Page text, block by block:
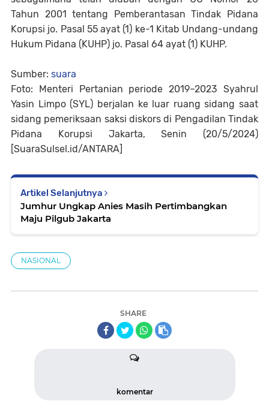
Tahun 2001 tentang Pemberantasan Tindak Pidana
Korupsi jo. Pasal 55 ayat (1) ke-1 Kitab Undang-undang
Hukum Pidana (KUHP) jo. Pasal 64 ayat (1) KUHP.
Sumber: suara
Foto: Menteri Pertanian periode 2019–2023 Syahrul
Yasin Limpo (SYL) berjalan ke luar ruang sidang saat
sidang pemeriksaan saksi diskors di Pengadilan Tindak
Pidana Korupsi Jakarta, Senin (20/5/2024)
[SuaraSulsel.id/ANTARA]
Artikel Selanjutnya
Jumhur Ungkap Anies Masih Pertimbangkan
Maju Pilgub Jakarta
NASIONAL
SHARE
komentar